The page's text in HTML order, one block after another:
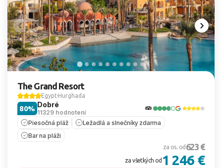
The Grand Resort
Egypt Hurghada
Dobré
11329 hodnotení
80%
Piesočná pláž
Ležadlá a slnečníky zdarma
Bar na pláži
za os. od 623 €
za všetkých od 1 246 €